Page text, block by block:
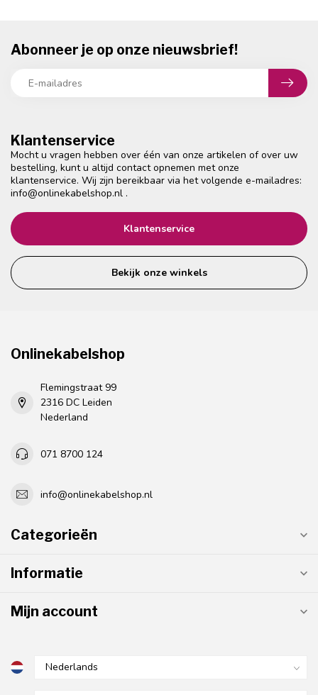
Klantenservice
Mocht u vragen hebben over één van onze artikelen of over uw
bestelling, kunt u altijd contact opnemen met onze
klantenservice. Wij zijn bereikbaar via het volgende e-mailadres:
info@onlinekabelshop.nl .
Klantenservice
Bekijk onze winkels
Abonneer je op onze nieuwsbrief!
Onlinekabelshop
Flemingstraat 99
2316 DC Leiden
Nederland
071 8700 124
info@onlinekabelshop.nl
Categorieën
Informatie
Mijn account